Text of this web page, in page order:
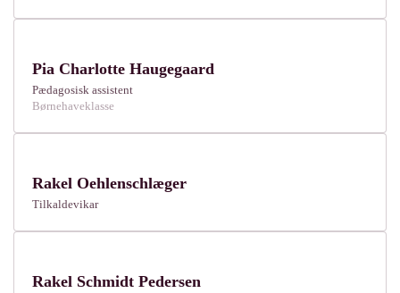
Pia Charlotte Haugegaard
Pædagosisk assistent
Børnehaveklasse
Rakel Oehlenschlæger
Tilkaldevikar
Rakel Schmidt Pedersen